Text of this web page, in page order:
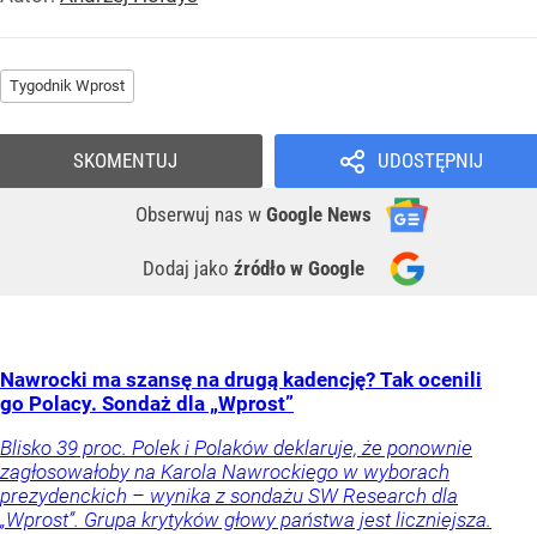
Tygodnik Wprost
UDOSTĘPNIJ
Obserwuj nas w Google News
Dodaj jako źródło w Google
SKOMENTUJ
Nawrocki ma szansę na drugą kadencję? Tak ocenili
go Polacy. Sondaż dla „Wprost”
Blisko 39 proc. Polek i Polaków deklaruje, że ponownie
zagłosowałoby na Karola Nawrockiego w wyborach
prezydenckich – wynika z sondażu SW Research dla
„Wprost”. Grupa krytyków głowy państwa jest liczniejsza.